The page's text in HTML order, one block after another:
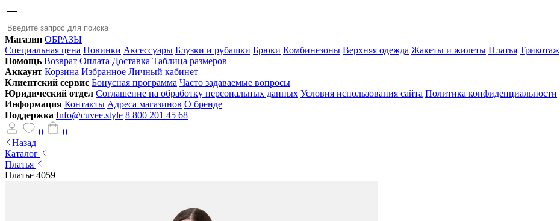
Магазин ОБРАЗЫ
Специальная цена Новинки Аксессуары Блузки и рубашки Брюки Комбинезоны Верхняя одежда Жакеты и жилеты Платья Трикотаж
Помощь Возврат Оплата Доставка Таблица размеров
Аккаунт Корзина Избранное Личный кабинет
Клиентский сервис Бонусная программа Часто задаваемые вопросы
Юридический отдел Соглашение на обработку персональных данных Условия использования сайта Политика конфиденциальности
Информация Контакты Адреса магазинов О бренде
Поддержка Info@cuvee.style 8 800 201 45 68
0
0
Назад
Каталог
Платья
Платье 4059